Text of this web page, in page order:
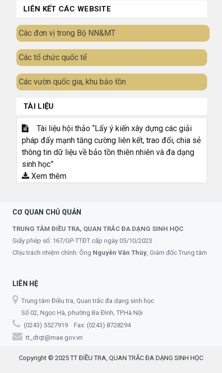
LIÊN KẾT CÁC WEBSITE
Các đơn vị trong Bộ NN&MT
Các tổ chức quốc tế
Các vườn quốc gia, khu bảo tồn
TÀI LIỆU
Tài liệu hội thảo “Lấy ý kiến xây dựng các giải
pháp đẩy mạnh tăng cường liên kết, trao đổi, chia sẻ
thông tin dữ liệu về bảo tồn thiên nhiên và đa dạng
sinh học”
Xem thêm
CƠ QUAN CHỦ QUẢN
TRUNG TÂM ĐIỀU TRA, QUAN TRẮC ĐA DẠNG SINH HỌC
Giấy phép số: 167/GP-TTĐT cấp ngày 05/10/2023
Chịu trách nhiệm chính: Ông Nguyễn Văn Thùy, Giám đốc Trung tâm
LIÊN HỆ
Trung tâm Điều tra, Quan trắc đa dạng sinh học
Số 02, Ngọc Hà, phường Ba Đình, TP.Hà Nội
(0243) 5527919 Fax: (0243) 8728294
tt_dtqt@mae.gov.vn
Copyright © 2025 TT ĐIỀU TRA, QUAN TRẮC ĐA DẠNG SINH HỌC